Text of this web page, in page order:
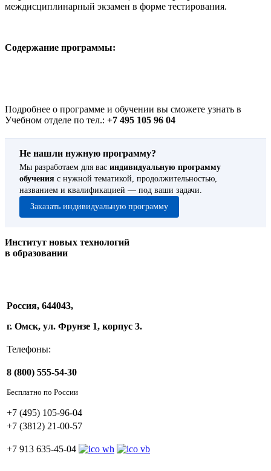
междисциплинарный экзамен в форме тестирования.
Содержание программы:
Подробнее о программе и обучении вы сможете узнать в
Учебном отделе по тел.: +7 495 105 96 04
Не нашли нужную программу?
Мы разработаем для вас индивидуальную программу
обучения с нужной тематикой, продолжительностью,
названием и квалификацией — под ваши задачи.
Заказать индивидуальную программу
Институт новых технологий
в образовании
Россия, 644043,
г. Омск, ул. Фрунзе 1, корпус 3.
Телефоны:
8 (800) 555-54-30
Бесплатно по России
+7 (495) 105-96-04
+7 (3812) 21-00-57
+7 913 635-45-04